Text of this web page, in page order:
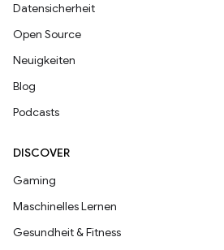
Datensicherheit
Open Source
Neuigkeiten
Blog
Podcasts
DISCOVER
Gaming
Maschinelles Lernen
Gesundheit & Fitness